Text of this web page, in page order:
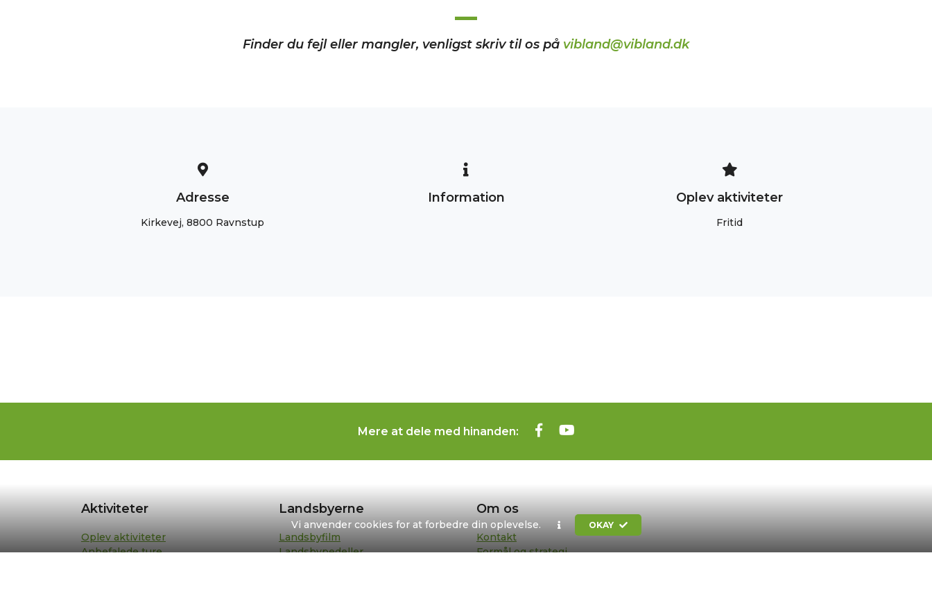
Vi anvender cookies for at forbedre din oplevelse. OKAY
Finder du fejl eller mangler, venligst skriv til os på vibland@vibland.dk
Adresse
Kirkevej, 8800 Ravnstup
Information Oplev aktiviteter
Fritid
Mere at dele med hinanden:
Aktiviteter
Oplev aktiviteter
Anbefalede ture
Landsbyerne
Landsbyfilm
Landsbypedeller
Om os
Kontakt
Formål og strategi